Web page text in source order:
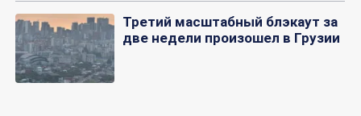
Третий масштабный блэкаут за
две недели произошел в Грузии